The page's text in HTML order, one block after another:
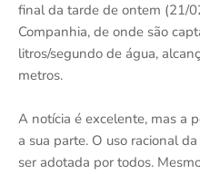
final da tarde de ontem (21/
Companhia, de onde são
litros/segundo de água,
metros.
A notícia é excelente, mas a
a sua parte. O uso racional
ser adotada por todos.